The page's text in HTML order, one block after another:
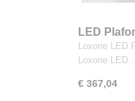
LED
Loxone LED
Loxone LED…
€ 367,04